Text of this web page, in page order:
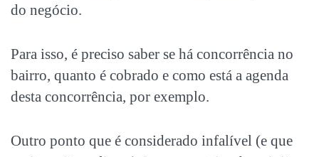
do negócio.
Para isso, é preciso saber se há concorrência no
bairro, quanto é cobrado e como está a agenda
desta concorrência, por exemplo.
Outro ponto que é considerado infalível (e que